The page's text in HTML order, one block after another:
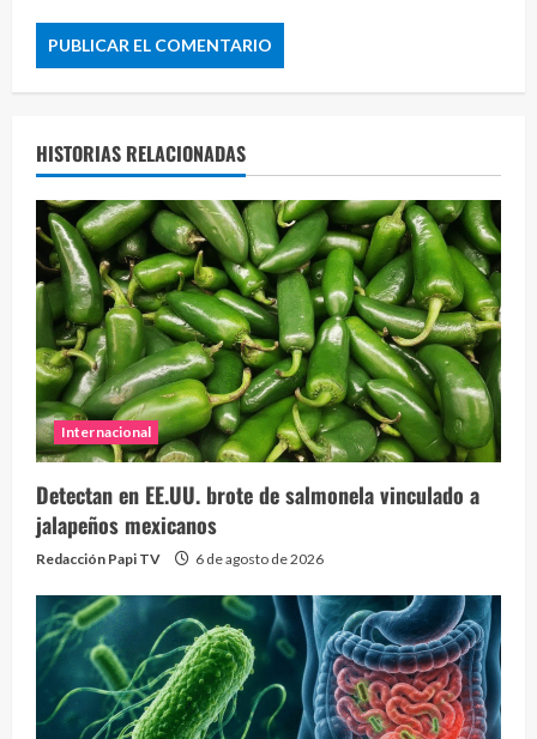
HISTORIAS RELACIONADAS
Internacional
Detectan en EE.UU. brote de salmonela vinculado a
jalapeños mexicanos
Redacción Papi TV 6 de agosto de 2026